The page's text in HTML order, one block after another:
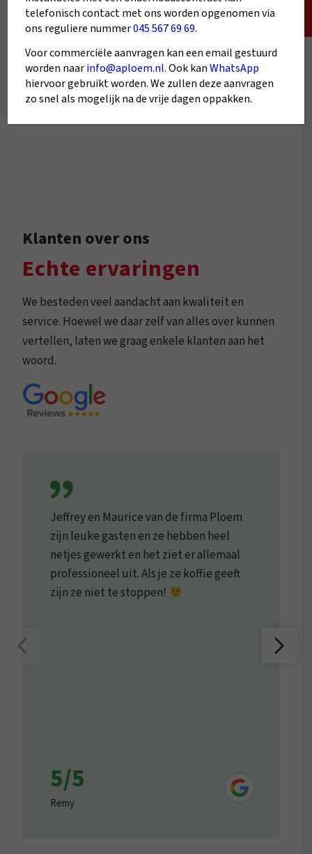
Klanten over ons
Echte ervaringen
We besteden veel aandacht aan kwaliteit en
service. Hoewel we daar zelf van alles over kunnen
vertellen, laten we graag enkele klanten aan het
woord.
Jeffrey en Maurice van de firma Ploem
zijn leuke gasten en ze hebben heel
netjes gewerkt en het ziet er allemaal
professioneel uit. Als je ze koffie geeft
zijn ze niet te stoppen!
5/5
Remy
telefonisch contact met ons worden opgenomen via
ons reguliere nummer045 567 69 69.
Voor commerciële aanvragen kan een email gestuurd
worden naarinfo@aploem.nl. Ook kanWhatsApp
hiervoor gebruikt worden. We zullen deze aanvragen
zo snel als mogelijk na de vrije dagen oppakken.